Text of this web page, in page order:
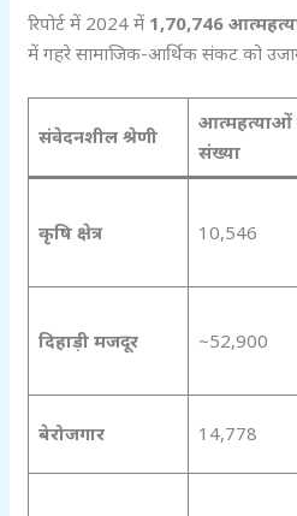
रिपोर्ट में 2024 में 1,70,746
में गहरे सामाजिक-आर्थिक संकट को
संवेदनशील श्रेणी
आत्महत्याओं
संख्या
कृषि क्षेत्र 10,546
दिहाड़ी मजदूर ~52,900
बेरोजगार 14,778